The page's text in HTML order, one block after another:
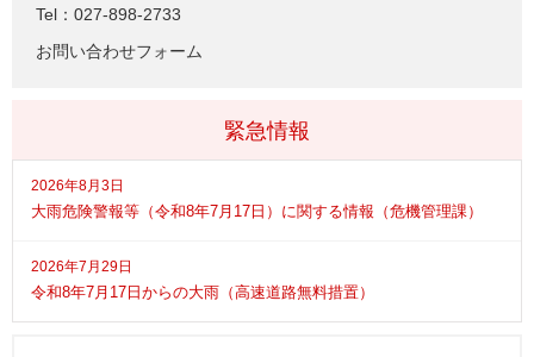
Tel：027-898-2733
お問い合わせフォーム
緊急情報
2026年8月3日
大雨危険警報等（令和8年7月17日）に関する情報（危機管理課）
2026年7月29日
令和8年7月17日からの大雨（高速道路無料措置）